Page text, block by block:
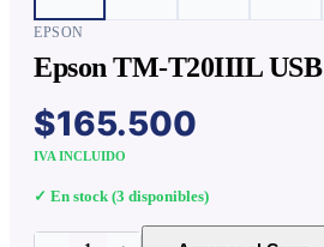
EPSON
Epson TM-T20IIIL USB
$165.500
IVA INCLUIDO
✓ En stock (3 disponibles)